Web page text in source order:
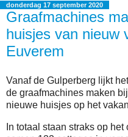
donderdag 17 september 2020
Graafmachines
huisjes van nieuw
Euverem
Vanaf de Gulperberg lijkt
de graafmachines maken
nieuwe huisjes op het
In totaal staan straks op